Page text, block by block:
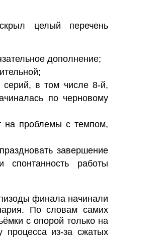
целый перечень
дополнение;
в том числе 8-й,
по черновому
проблемы с темпом,
завершение
спонтанность работы
финала начинали
По словам самих
с опорой только на
из-за сжатых